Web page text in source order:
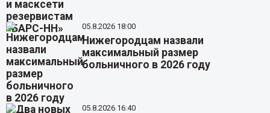
05.8.2026 18:00
Нижегородцам назвали
максимальный размер
больничного в 2026 году
05.8.2026 16:40